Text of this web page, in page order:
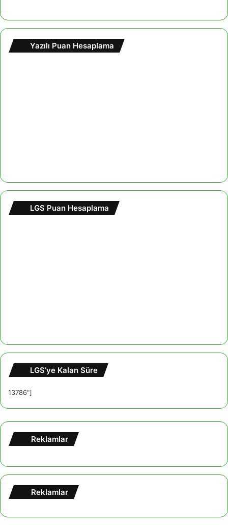
Yazılı Puan Hesaplama
LGS Puan Hesaplama
LGS’ye Kalan Süre
13786"]
Reklamlar
Reklamlar